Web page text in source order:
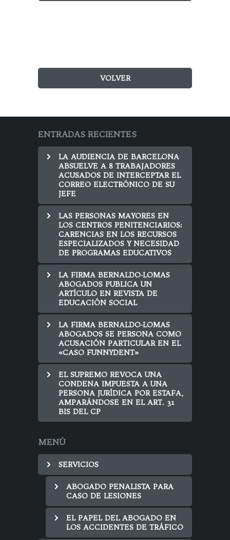
VOLVER
ENTRADAS RECIENTES
LA AUDIENCIA DE BARCELONA
ABSUELVE A 8 TRABAJADORES
ACUSADOS DE INTERCEPTAR EL
CORREO ELECTRÓNICO DE SU
JEFE
LAS PERSONAS MAYORES EN
LOS CENTROS PENITENCIARIOS:
CARENCIAS EN LOS RECURSOS
ESPECIALIZADOS Y NECESIDAD
DE PROGRAMAS EDUCATIVOS
LA FIRMA BERNALDO-LOMAS
ABOGADOS PUBLICA UN
ARTÍCULO EN REVISTA DE
EDUCACIÓN SOCIAL
LA FIRMA BERNALDO-LOMAS
ABOGADOS SE PERSONA COMO
ACUSACIÓN PARTICULAR EN EL
«CASO FUNNYDENT»
EL SUPREMO REVOCA UNA
CONDENA IMPUESTA A UNA
PERSONA JURÍDICA POR ESTAFA,
AMPARÁNDOSE EN EL ART. 31
BIS DEL CP
MENÚ
SERVICIOS
ABOGADO PENALISTA PARA
CASO DE LESIONES
EL PAPEL DEL ABOGADO EN
LOS ACCIDENTES DE TRÁFICO